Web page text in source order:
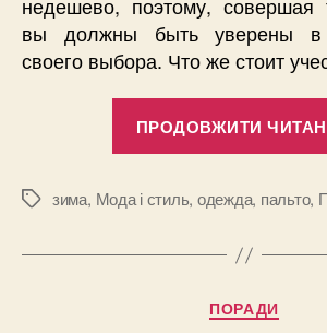
вы должны быть уверены в
своего выбора. Что же стоит
ПРОДОВЖИТИ
Позначки
зима, Мода і стиль, одежда, пальто,
Категорії
ПОРАДИ